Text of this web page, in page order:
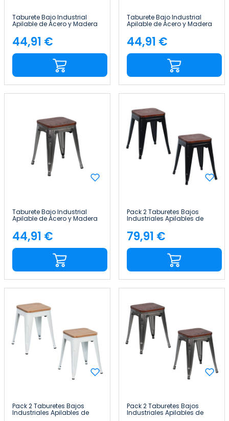
Taburete Bajo Industrial
Apilable de Acero y Madera
38x38x46cm Thinia Home
Precio
44,91 €
Taburete Bajo Industrial
Apilable de Acero y Madera
38x38x46cm Thinia Home
Precio
44,91 €
Taburete Bajo Industrial
Apilable de Acero y Madera
38x38x46cm Thinia Home
Precio
44,91 €
Pack 2 Taburetes Bajos
Industriales Apilables de
Acero y Madera
38x38x46cm Thinia Home
Precio
79,91 €
Pack 2 Taburetes Bajos
Industriales Apilables de
Pack 2 Taburetes Bajos
Industriales Apilables de